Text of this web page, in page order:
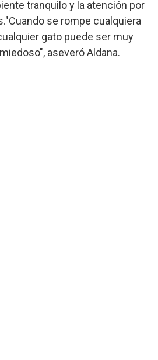
tranquilo y la atención por
se rompe cualquiera
gato puede ser muy
aseveró Aldana.